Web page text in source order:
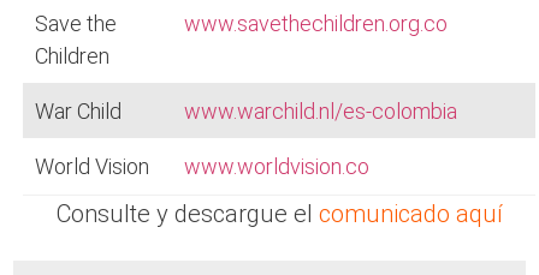
Save the
Children
www.savethechildren.org.co
War Child www.warchild.nl/es-colombia
World Vision www.worldvision.co
Consulte y descargue el comunicado aquí